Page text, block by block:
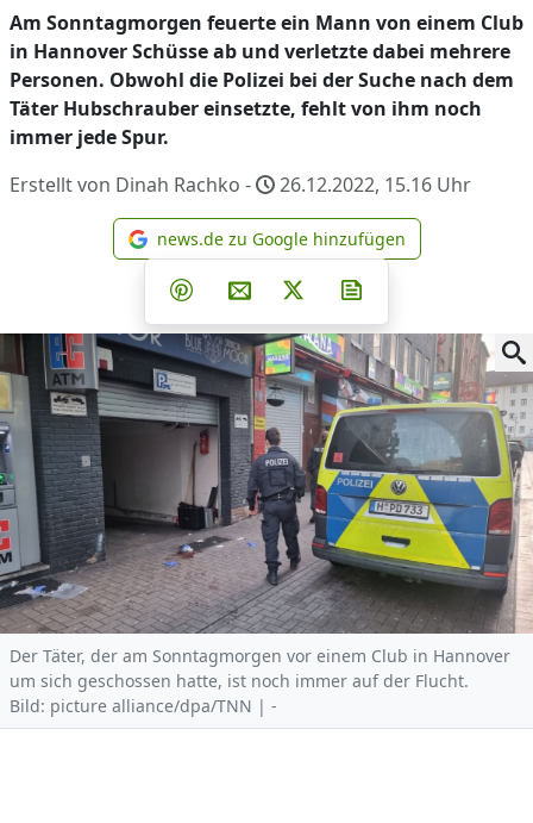
Am Sonntagmorgen feuerte ein Mann von einem Club
in Hannover Schüsse ab und verletzte dabei mehrere
Personen. Obwohl die Polizei bei der Suche nach dem
Täter Hubschrauber einsetzte, fehlt von ihm noch
immer jede Spur.
Erstellt von Dinah Rachko -
26.12.2022, 15.16 Uhr
news.de zu Google
news.de zu Google hinzufügen
Teilen auf Facebook
Teilen auf Whatsapp
Teilen auf Telegram
Teilen auf Pinterest
Per E-Mail teilen
Post auf X
Der Täter, der am Sonntagmorgen vor einem Club in Hannover
um sich geschossen hatte, ist noch immer auf der Flucht.
Bild: picture alliance/dpa/TNN | -